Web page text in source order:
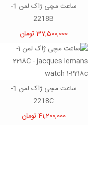
ساعت مچی ژاک لمن 1-
2218B
37,500,000 تومان
ساعت مچی ژاک لمن 1-
2218C
41,200,000 تومان